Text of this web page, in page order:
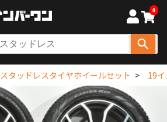
0
スタッドレスタイヤホイールセット 19